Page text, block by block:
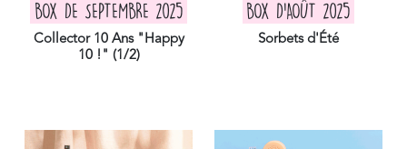
BOX DE SEPTEMBRE 2025
Collector 10 Ans "Happy
10 !" (1/2)
BOX D'AOÛT 2025
Sorbets d'Été